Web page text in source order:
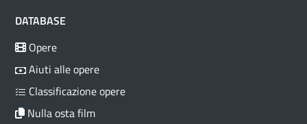
DATABASE
Opere
Aiuti alle opere
Classificazione opere
Nulla osta film